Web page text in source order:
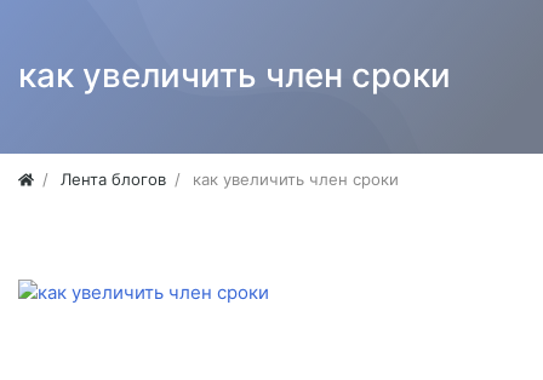
как увеличить член сроки
Лента блогов как увеличить член сроки